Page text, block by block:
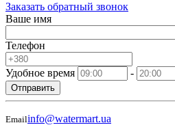
Заказать обратный звонок
Ваше имя
Телефон
Удобное время -
Отправить
Emailinfo@watermart.ua